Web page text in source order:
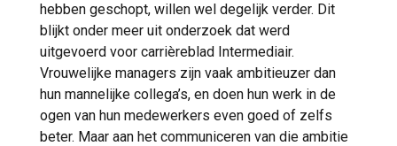
hebben geschopt, willen wel degelijk verder. Dit
blijkt onder meer uit onderzoek dat werd
uitgevoerd voor carrièreblad Intermediair.
Vrouwelijke managers zijn vaak ambitieuzer dan
hun mannelijke collega’s, en doen hun werk in de
ogen van hun medewerkers even goed of zelfs
beter. Maar aan het communiceren van die ambitie